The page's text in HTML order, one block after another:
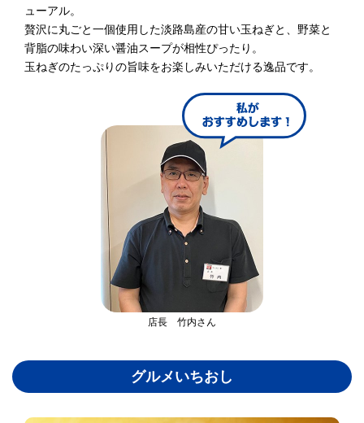
ューアル。
贅沢に丸ごと一個使用した淡路島産の甘い玉ねぎと、野菜と
背脂の味わい深い醤油スープが相性ぴったり。
玉ねぎのたっぷりの旨味をお楽しみいただける逸品です。
店長 竹内さん
グルメいちおし